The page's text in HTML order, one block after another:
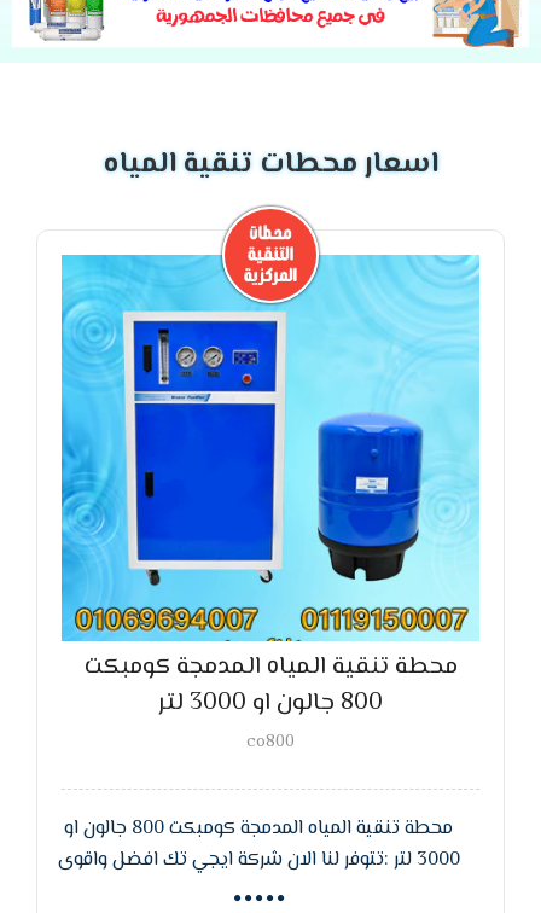
اسعار محطات تنقية المياه
محطة تنقية المياه المدمجة كومبكت
800 جالون او 3000 لتر
co800
محطة تنقية المياه المدمجة كومبكت 800 جالون او
3000 لتر :تتوفر لنا الان شركة ايجي تك افضل واقوى